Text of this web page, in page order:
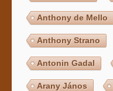
Anthony de Mello
Anthony Strano
Antonin Gadal
Arany János